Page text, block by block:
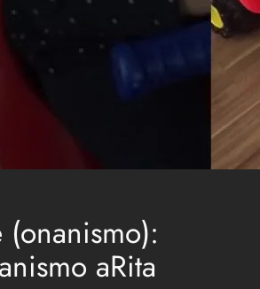
(onanismo):
aRita